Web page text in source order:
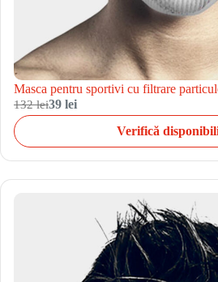
Masca pentru sportivi cu filtrare
132 lei39 lei
Verifică